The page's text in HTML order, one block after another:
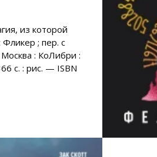
из которой
; пер. с
: КоЛибри :
с. : рис. — ISBN